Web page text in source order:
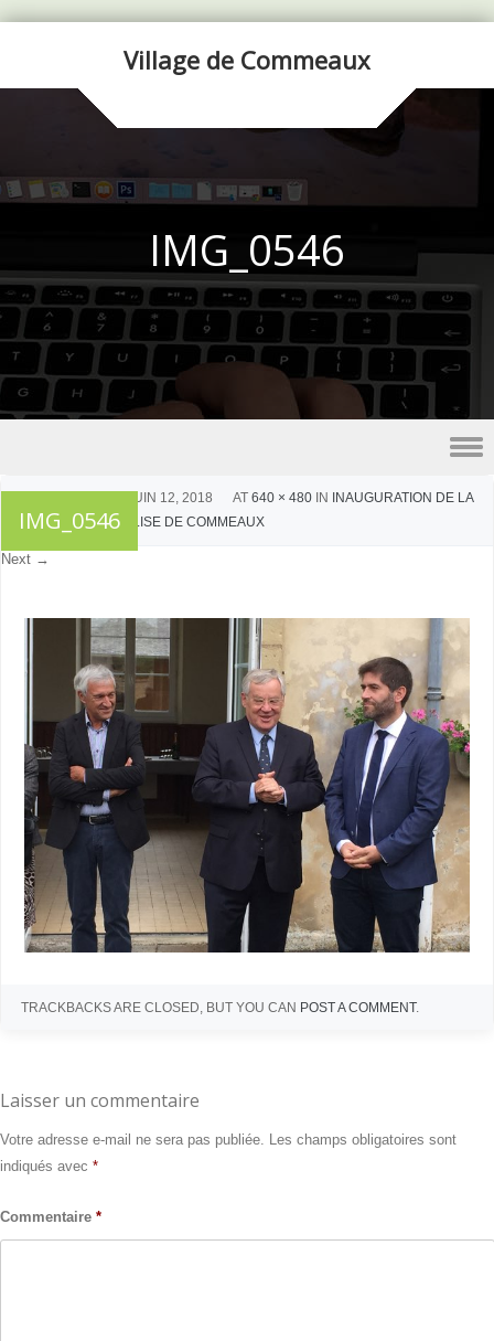
Village de Commeaux
IMG_0546
Skip to content
IMG_0546
JUIN 12, 2018 AT 640 × 480 IN
INAUGURATION DE LA
TOITURE DE L’ÉGLISE DE COMMEAUX
Next →
TRACKBACKS ARE CLOSED, BUT YOU CAN POST A COMMENT.
Laisser un commentaire
Votre adresse e-mail ne sera pas publiée. Les champs obligatoires sont
indiqués avec *
Commentaire *